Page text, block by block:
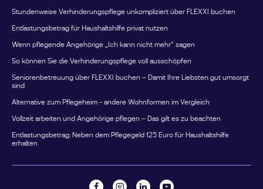
Stundenweise Verhinderungspflege unkompliziert über FLEXXI buchen
Entlastungsbetrag für Haushaltshilfe privat nutzen
Wenn pflegende Angehörige „Ich kann nicht mehr“ sagen
So können Sie die Verhinderungspflege voll ausschöpfen
Seniorenbetreuung über FLEXXI buchen – Damit Ihre Liebsten gut umsorgt
sind
Alternative zum Pflegeheim - andere Wohnformen im Vergleich
Vollzeit arbeiten und Angehörige pflegen – Das gilt es zu beachten
Entlastungsbetrag: Neben dem Pflegegeld 125 Euro für Haushaltshilfe
erhalten